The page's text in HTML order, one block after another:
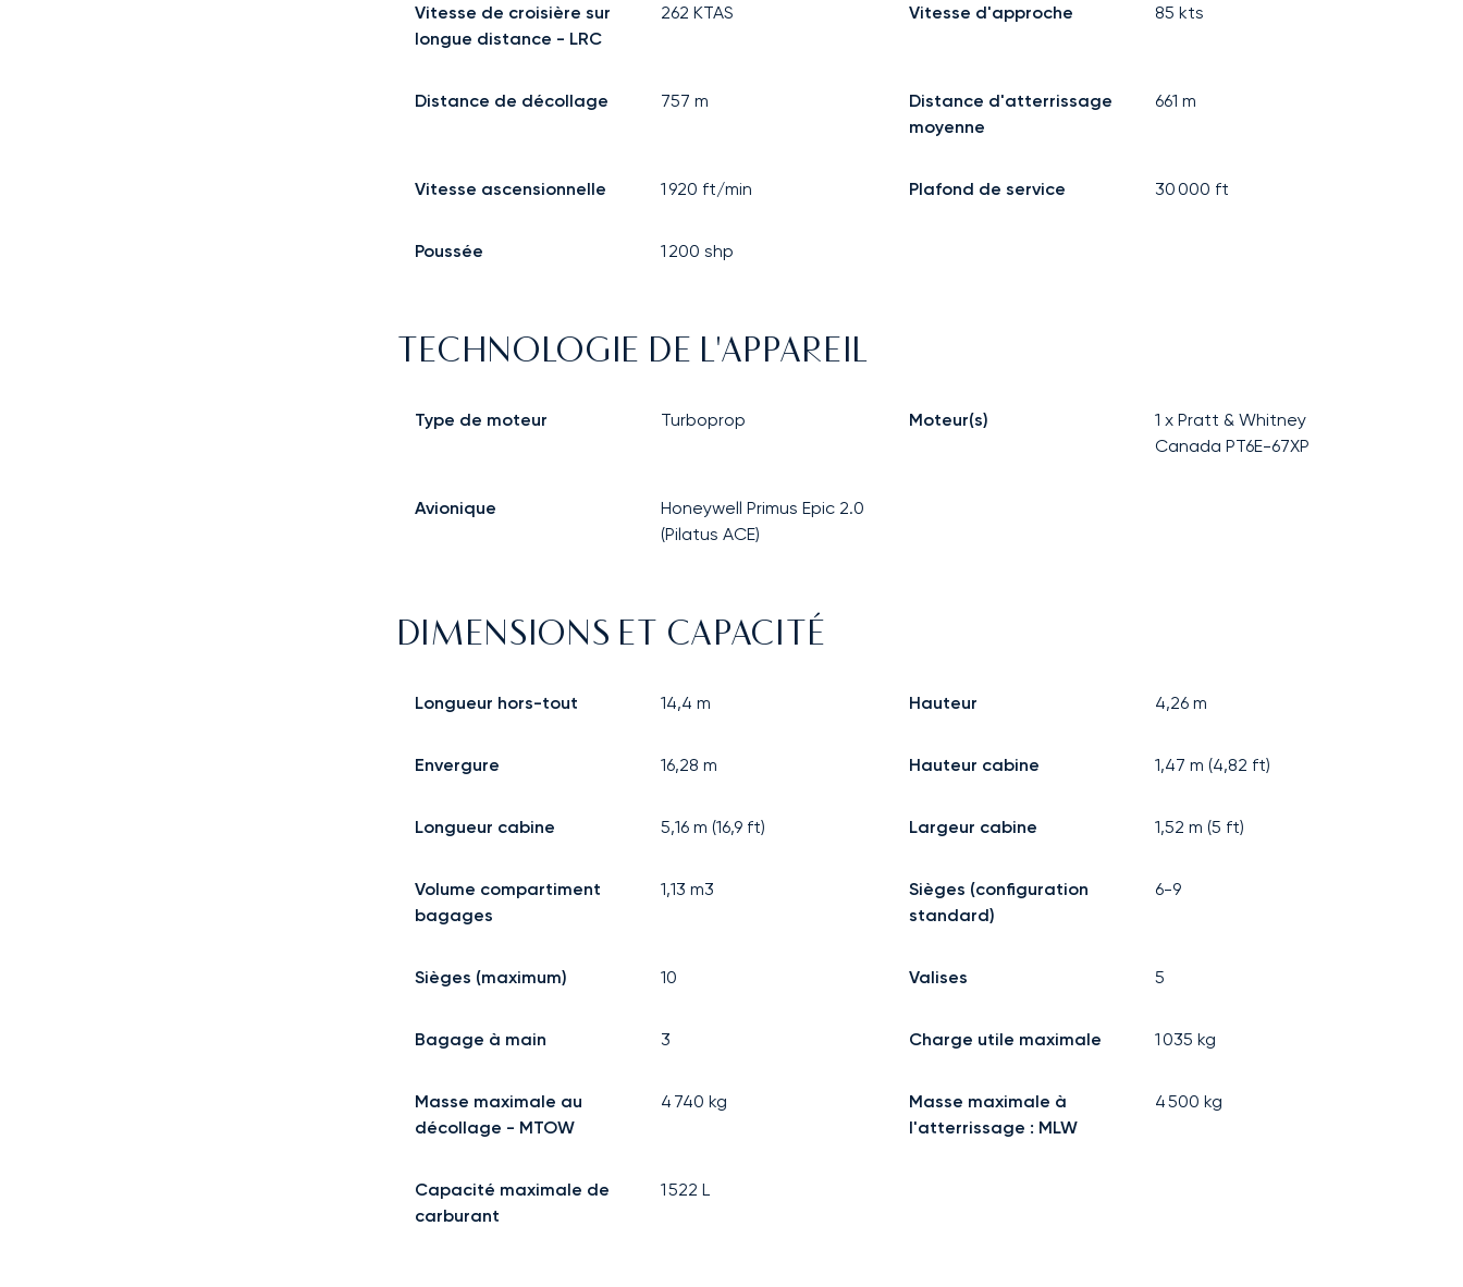
Vitesse de croisière sur
longue distance - LRC
262 KTAS Vitesse d'approche 85 kts
Distance de décollage 757 m
Distance d'atterrissage
moyenne
661 m
Vitesse ascensionnelle 1 920 ft/min Plafond de service 30 000 ft
Poussée 1 200 shp
TECHNOLOGIE DE L'APPAREIL
Type de moteur Turboprop Moteur(s)
1 x Pratt & Whitney
Canada PT6E-67XP
Avionique
Honeywell Primus Epic 2.0
(Pilatus ACE)
DIMENSIONS ET CAPACITÉ
Longueur hors-tout 14,4 m Hauteur 4,26 m
Envergure 16,28 m Hauteur cabine 1,47 m (4,82 ft)
Longueur cabine 5,16 m (16,9 ft) Largeur cabine 1,52 m (5 ft)
Volume compartiment
bagages
1,13 m3
Sièges (configuration
standard)
6-9
Sièges (maximum) 10 Valises 5
Bagage à main 3 Charge utile maximale 1 035 kg
Masse maximale au
décollage - MTOW
4 740 kg
Masse maximale à
l'atterrissage : MLW
4 500 kg
Capacité maximale de
carburant
1 522 L